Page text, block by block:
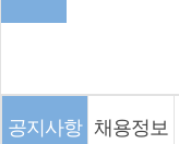
공지사항 채용정보